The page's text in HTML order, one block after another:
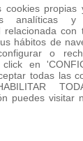
Primavera
Desvern |
y muy completo
cookies
analíticas
relacionada con
hábitos de
o
en
todas las
puedes visitar